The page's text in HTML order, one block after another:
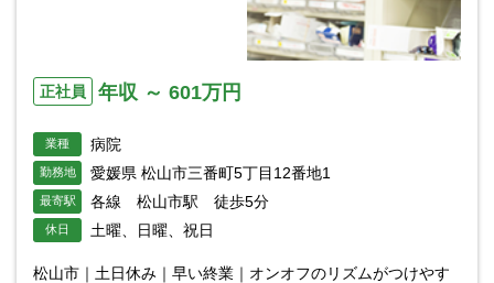
正社員 年収 ～ 601万円
業種 病院
勤務地 愛媛県 松山市三番町5丁目12番地1
最寄駅 各線 松山市駅 徒歩5分
休日 土曜、日曜、祝日
松山市｜土日休み｜早い終業｜オンオフのリズムがつけやす